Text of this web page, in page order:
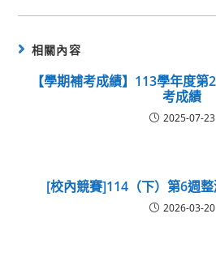
相關內容
【學期補考成績】113學年度
考成績
2025-07-23
[校內競賽]114（下）第6週
2026-03-20